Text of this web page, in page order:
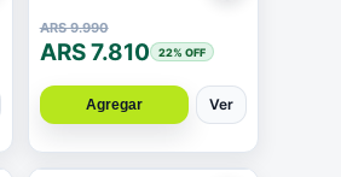
ARS 9.990
ARS 7.810 22% OFF
Agregar Ver